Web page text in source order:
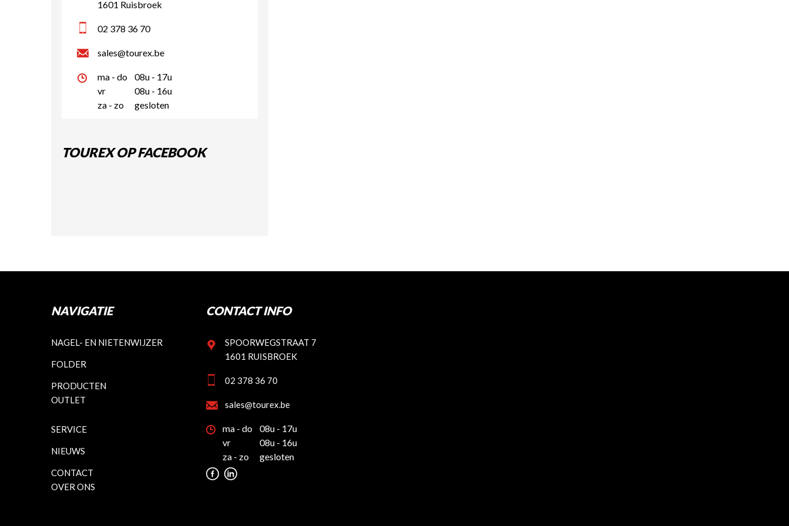
1601 Ruisbroek
02 378 36 70
sales@tourex.be
ma - do
08u - 17u
vr
08u - 16u
za - zo
gesloten
TOUREX OP FACEBOOK
NAVIGATIE
NAGEL- EN NIETENWIJZER
FOLDER
PRODUCTEN
OUTLET
SERVICE
NIEUWS
CONTACT
OVER ONS
CONTACT INFO
SPOORWEGSTRAAT 7
1601 RUISBROEK
02 378 36 70
sales@tourex.be
ma - do
08u - 17u
vr
08u - 16u
za - zo
gesloten